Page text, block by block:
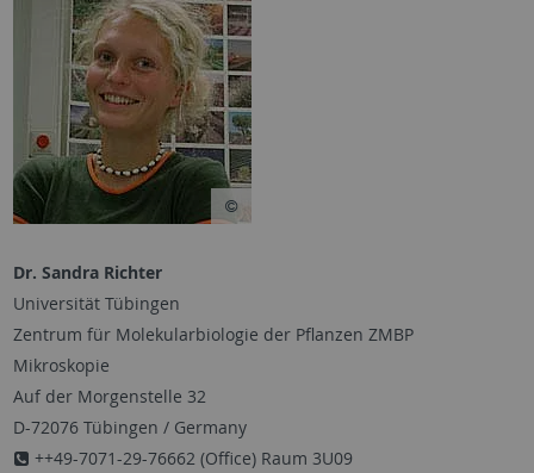
Dr. Sandra Richter
Universität Tübingen
Zentrum für Molekularbiologie der Pflanzen ZMBP
Mikroskopie
Auf der Morgenstelle 32
D-72076 Tübingen / Germany
++49-7071-29-76662 (Office) Raum 3U09